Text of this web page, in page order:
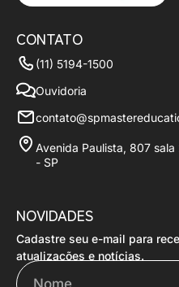
CONTATO
(11) 5194-1500
Ouvidoria
Avenida Paulista, 807 sala
- SP
NOVIDADES
Cadastre seu e-mail para
atualizações e notícias.
Nome